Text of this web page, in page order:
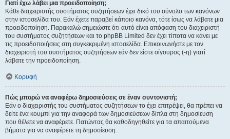
Γιατί έχω λάβει μια προειδοποίηση;
Κάθε διαχειριστής συστήματος συζητήσεων έχει δικό του σύνολο των κανόνων
στην ιστοσελίδα του. Εάν έχετε παραβεί κάποιο κανόνα, τότε ίσως να λάβατε μια
προειδοποίηση. Παρακαλώ σημειώστε ότι αυτό είναι απόφαση του διαχειριστή
του συστήματος συζητήσεων και το phpBB Limited δεν έχει τίποτα να κάνει με
τις προειδοποιήσεις στη συγκεκριμένη ιστοσελίδα. Επικοινωνήστε με τον
διαχειριστή του συστήματος συζητήσεων εάν δεν είστε σίγουρος (-η) γιατί
λάβατε την προειδοποίηση.
Κορυφή
Πώς μπορώ να αναφέρω δημοσιεύσεις σε έναν συντονιστή;
Εάν ο διαχειριστής του συστήματος συζητήσεων το έχει επιτρέψει, θα πρέπει να
δείτε ένα κουμπί για την αναφορά των δημοσιεύσεων δίπλα στη δημοσίευση
που θέλετε να αναφέρετε. Πατώντας θα καθοδηγηθείτε για τα απαιτούμενα
βήματα για να αναφέρετε τη δημοσίευση.